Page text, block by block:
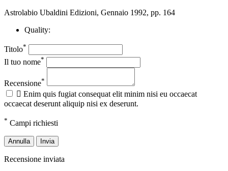
Astrolabio Ubaldini Edizioni, Gennaio 1992, pp. 164
Quality:
Titolo*
Il tuo nome*
Recensione*
 Enim quis fugiat consequat elit minim nisi eu occaecat
occaecat deserunt aliquip nisi ex deserunt.
* Campi richiesti
Annulla Invia
Recensione inviata